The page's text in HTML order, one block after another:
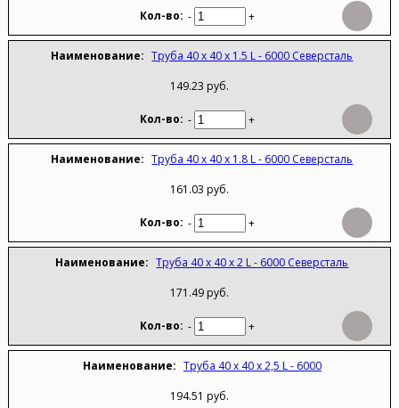
- +
Труба 40 х 40 х 1.5 L - 6000 Северсталь
149.23 руб.
- +
Труба 40 х 40 х 1.8 L - 6000 Северсталь
161.03 руб.
- +
Труба 40 х 40 х 2 L - 6000 Северсталь
171.49 руб.
- +
Труба 40 х 40 х 2,5 L - 6000
194.51 руб.